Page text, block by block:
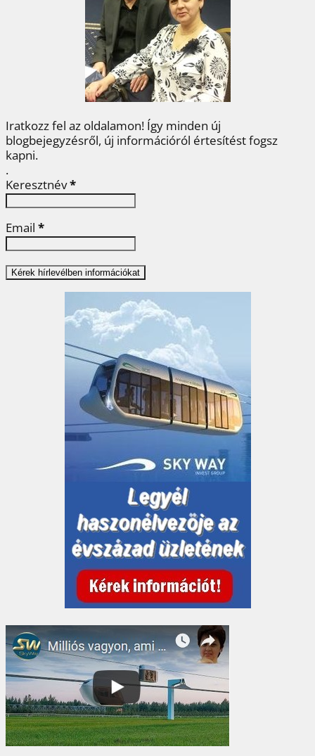
o
k
e
r
e
s
t
d
I
n
e
g
Iratkozz fel az oldalamon! Így minden új
blogbejegyzésről, új információról értesítést fogsz
kapni.
.
Keresztnév*
Email *